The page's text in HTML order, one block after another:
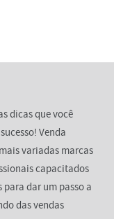
dicas que você
Venda
variadas marcas
capacitados
dar um passo a
das vendas